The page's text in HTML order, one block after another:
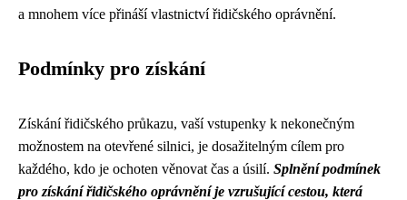
a mnohem více přináší vlastnictví řidičského oprávnění.
Podmínky pro získání
Získání řidičského průkazu, vaší vstupenky k nekonečným
možnostem na otevřené silnici, je dosažitelným cílem pro
každého, kdo je ochoten věnovat čas a úsilí. Splnění podmínek
pro získání řidičského oprávnění je vzrušující cestou, která